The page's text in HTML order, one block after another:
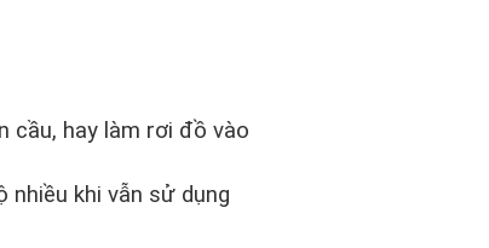
cầu, hay làm rơi đồ vào
khi vẫn sử dụng